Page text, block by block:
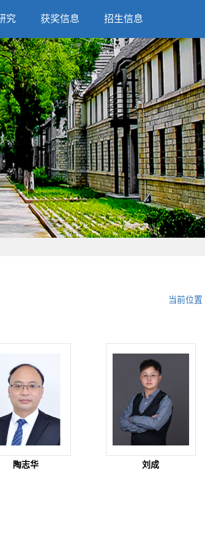
究 获奖信息 招生信息
当前位置
陶志华 刘成